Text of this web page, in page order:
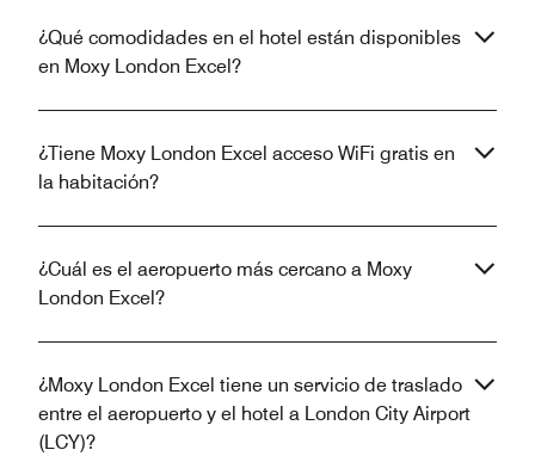
¿Qué comodidades en el hotel están disponibles
en Moxy London Excel?
¿Tiene Moxy London Excel acceso WiFi gratis en
la habitación?
¿Cuál es el aeropuerto más cercano a Moxy
London Excel?
¿Moxy London Excel tiene un servicio de traslado
entre el aeropuerto y el hotel a London City Airport
(LCY)?